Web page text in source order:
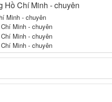
Hồ Chí Minh - chuyên